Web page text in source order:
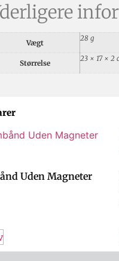
Vægt
28 g
Størrelse
23 × 17 × 2
Uden Magneter